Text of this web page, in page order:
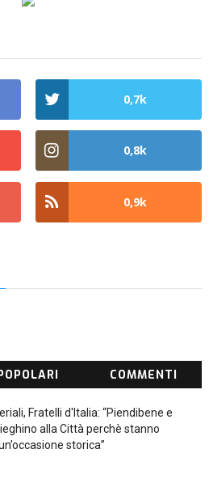
0,7k
0,8k
0,9k
COMMENTI
Fratelli d'Italia: “Piendibene e
alla Città perchè stanno
storica”